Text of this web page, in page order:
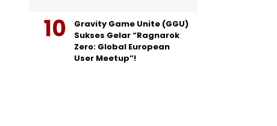
Gravity Game Unite (GGU)
Sukses Gelar “Ragnarok
Zero: Global European
User Meetup”!